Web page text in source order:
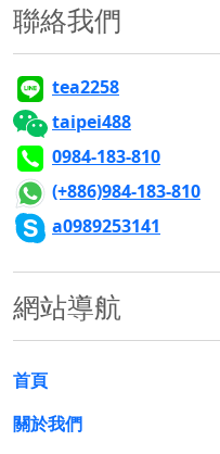
聯絡我們
tea2258
taipei488
0984-183-810
(+886)984-183-810
a0989253141
網站導航
首頁
關於我們